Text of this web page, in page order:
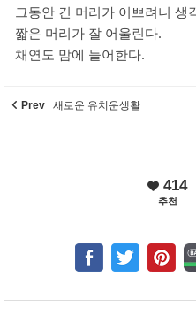
그동안 긴 머리가 이쁘려니 생
짧은 머리가 잘 어울린다.
채연도 맘에 들어한다.
Prev 새로운 유치운생활
414
추천